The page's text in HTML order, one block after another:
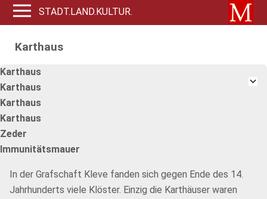
STADT.LAND.KULTUR.
Karthaus
Karthaus
Karthaus
Karthaus
Karthaus
Zeder
Immunitätsmauer
In der Grafschaft Kleve fanden sich gegen Ende des 14.
Jahrhunderts viele Klöster. Einzig die Karthäuser waren